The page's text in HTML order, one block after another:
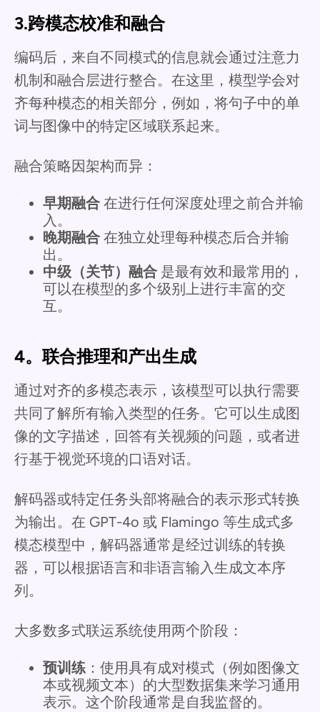
3.跨模态校准和融合
编码后，来自不同模式的信息就会通过注意力
机制和融合层进行整合。在这里，模型学会对
齐每种模态的相关部分，例如，将句子中的单
词与图像中的特定区域联系起来。
融合策略因架构而异：
早期融合 在进行任何深度处理之前合并输
入。
晚期融合 在独立处理每种模态后合并输
出。
中级（关节）融合 是最有效和最常用的，
可以在模型的多个级别上进行丰富的交
互。
4。联合推理和产出生成
通过对齐的多模态表示，该模型可以执行需要
共同了解所有输入类型的任务。它可以生成图
像的文字描述，回答有关视频的问题，或者进
行基于视觉环境的口语对话。
解码器或特定任务头部将融合的表示形式转换
为输出。在 GPT-4o 或 Flamingo 等生成式多
模态模型中，解码器通常是经过训练的转换
器，可以根据语言和非语言输入生成文本序
列。
大多数多式联运系统使用两个阶段：
预训练 ：使用具有成对模式（例如图像文
本或视频文本）的大型数据集来学习通用
表示。这个阶段通常是自我监督的。